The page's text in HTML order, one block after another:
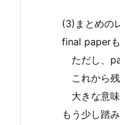
(3)まとめの
final paperも
ただし、
これから残
大きな意味
もう少し踏